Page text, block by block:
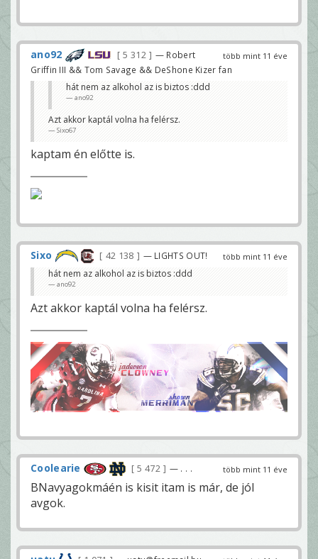
több mint 11 éve
ano92 5 312
— Robert
Griffin III && Tom Savage && DeShone Kizer fan
hát nem az alkohol az is biztos :ddd
ano92
Azt akkor kaptál volna ha felérsz.
Sixo67
kaptam én előtte is.
több mint 11 éve
Sixo 42 138 — LIGHTS OUT!
hát nem az alkohol az is biztos :ddd
ano92
Azt akkor kaptál volna ha felérsz.
több mint 11 éve
Coolearie 5 472 — . . .
BNavyagokmáén is kisit itam is már, de jól
avgok.